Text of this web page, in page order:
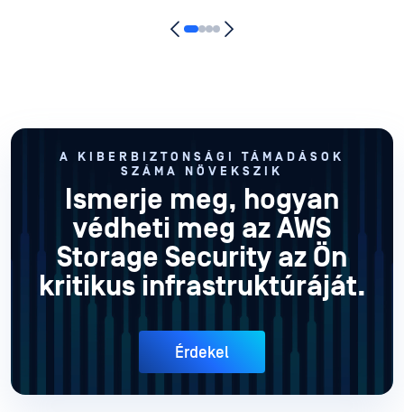
A KIBERBIZTONSÁGI TÁMADÁSOK
SZÁMA NÖVEKSZIK
Ismerje meg, hogyan
védheti meg az AWS
Storage Security az Ön
kritikus infrastruktúráját.
Érdekel